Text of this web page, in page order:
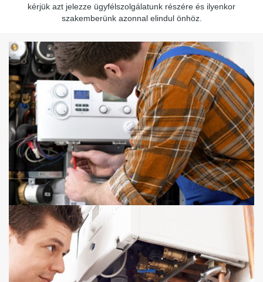
kérjük azt jelezze ügyfélszolgálatunk részére és ilyenkor
szakemberünk azonnal elindul önhöz.